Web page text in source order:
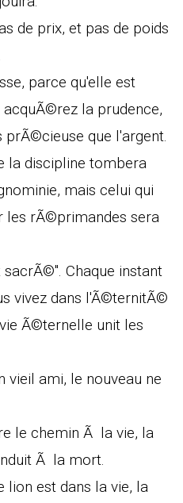
de prix, et pas de poids
parce qu'elle est
la prudence,
prÃ©cieuse que l'argent.
la discipline tombera
mais celui qui
les rÃ©primandes sera
sacrÃ©". Chaque instant
vivez dans l'Ã©ternitÃ©
Ã©ternelle unit les
vieil ami, le nouveau ne
le chemin Ã la vie, la
Ã la mort.
lion est dans la vie, la